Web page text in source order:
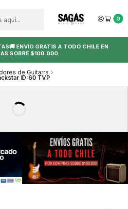
0
ENVÍO GRATIS A TODO CHILE EN
SOBRE $100.000.
de Guitarra
ID:60 TVP